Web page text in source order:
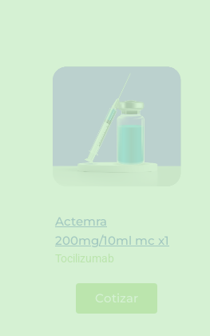
Actemra
200mg/10ml mc x1
Tocilizumab
Cotizar